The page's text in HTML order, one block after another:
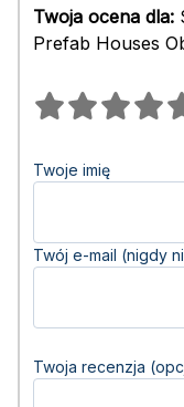
Twoja ocena dla:
Prefab Houses
Twoje imię
Twój e-mail (nigdy
Twoja recenzja